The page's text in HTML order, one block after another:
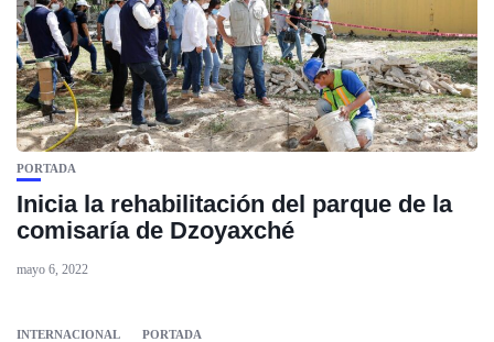
PORTADA
Inicia la rehabilitación del parque de la
comisaría de Dzoyaxché
mayo 6, 2022
INTERNACIONAL PORTADA